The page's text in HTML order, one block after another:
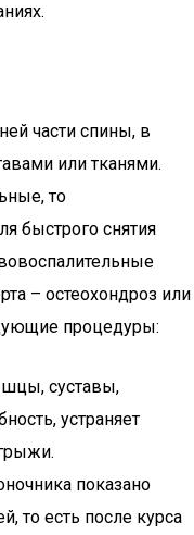
части спины, в
или тканями.
то
быстрого снятия
– остеохондроз или
процедуры:
суставы,
устраняет
показано
то есть после курса